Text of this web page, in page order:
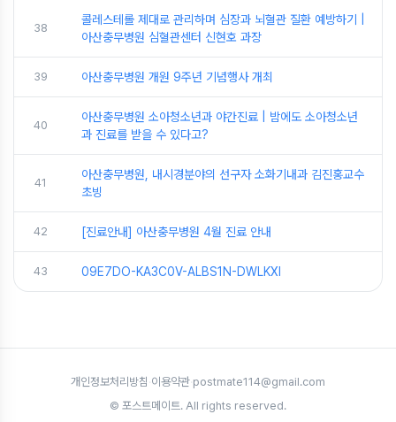
38
콜레스테롤 제대로 관리하며 심장과 뇌혈관 질환 예방하기 |
아산충무병원 심혈관센터 신현호 과장
39 아산충무병원 개원 9주년 기념행사 개최
40
아산충무병원 소아청소년과 야간진료 | 밤에도 소아청소년
과 진료를 받을 수 있다고?
41
아산충무병원, 내시경분야의 선구자 소화기내과 김진홍교수
초빙
42 [진료안내] 아산충무병원 4월 진료 안내
43 09E7DO-KA3C0V-ALBS1N-DWLKXI
개인정보처리방침 ·이용약관·postmate114@gmail.com
© 포스트메이트. All rights reserved.